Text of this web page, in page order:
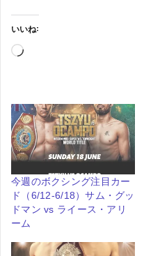
いいね:
読
み
中…
今週のボクシング注目カー
ド（6/12-6/18）サム・グッ
ドマン vs ライース・アリ
ーム